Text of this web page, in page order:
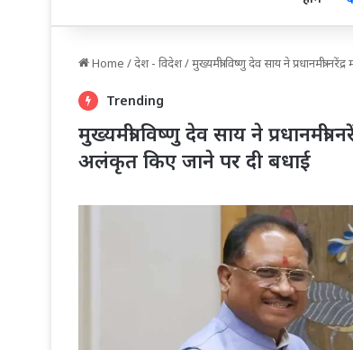
Home /देश - विदेश/मुख्यमंत्री विष्णु देव साय ने प्रधानमंत्री
Trending
मुख्यमंत्री विष्णु देव साय ने
अलंकृत किए जाने पर दी बधाई